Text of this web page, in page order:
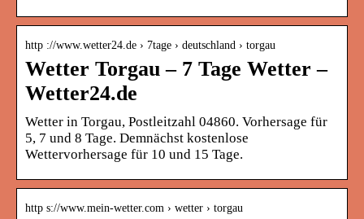
http ://www.wetter24.de › 7tage › deutschland › torgau
Wetter Torgau – 7 Tage Wetter –
Wetter24.de
Wetter in Torgau, Postleitzahl 04860. Vorhersage für
5, 7 und 8 Tage. Demnächst kostenlose
Wettervorhersage für 10 und 15 Tage.
http s://www.mein-wetter.com › wetter › torgau